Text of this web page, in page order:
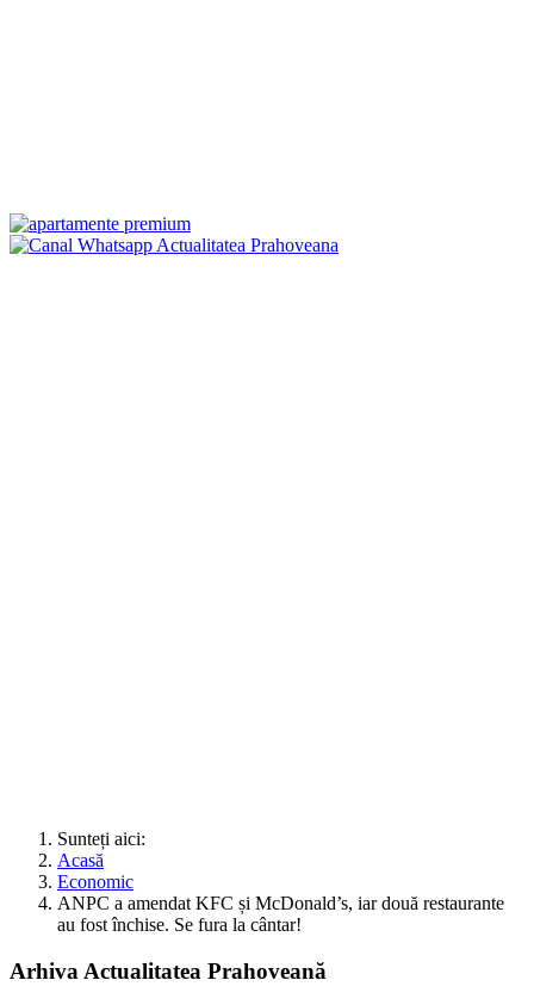
Sunteți aici:
Acasă
Economic
ANPC a amendat KFC și McDonald’s, iar două restaurante
au fost închise. Se fura la cântar!
Arhiva Actualitatea Prahoveană